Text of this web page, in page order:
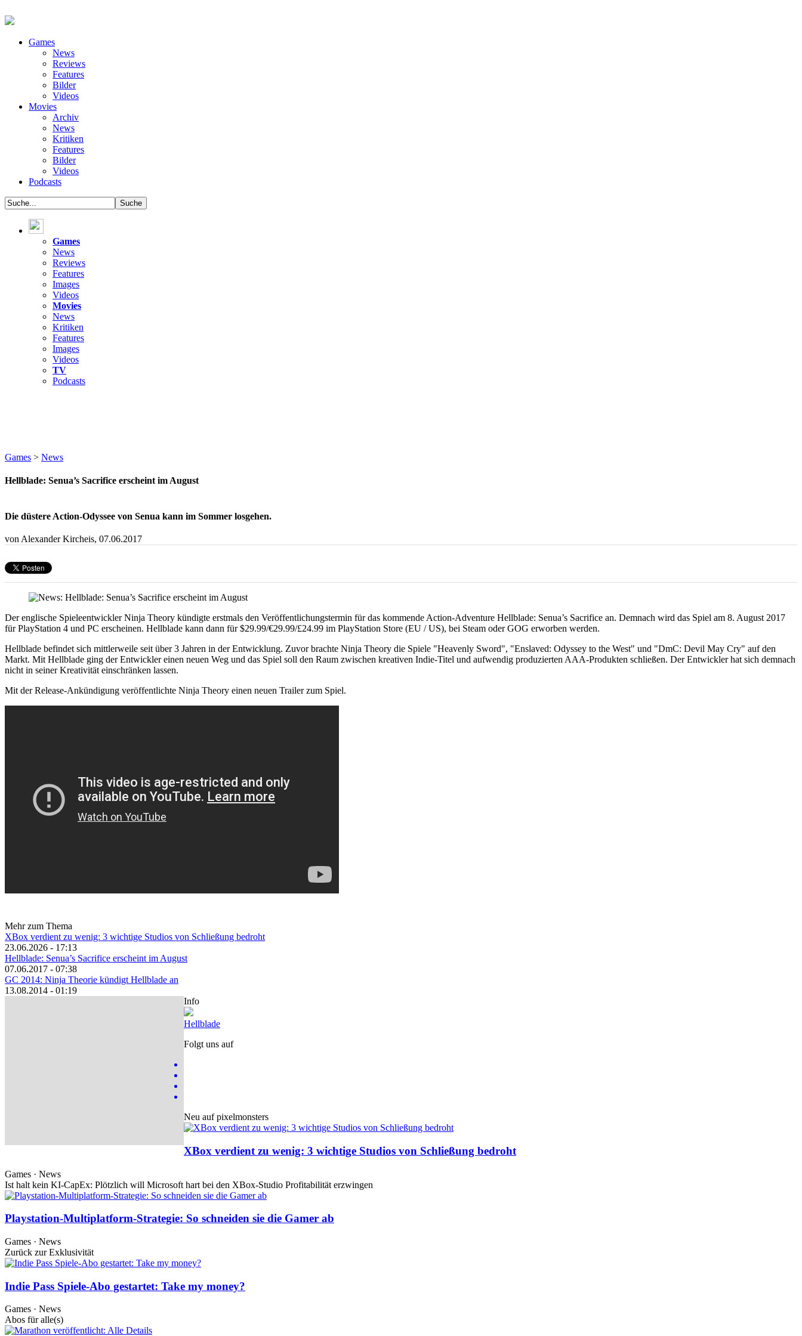
Games
News
Reviews
Features
Bilder
Videos
Movies
Archiv
News
Kritiken
Features
Bilder
Videos
Podcasts
Games
News
Reviews
Features
Images
Videos
Movies
News
Kritiken
Features
Images
Videos
TV
Podcasts
Games > News
Hellblade: Senua’s Sacrifice erscheint im August
Die düstere Action-Odyssee von Senua kann im Sommer losgehen.
von Alexander Kircheis, 07.06.2017
Der englische Spieleentwickler Ninja Theory kündigte erstmals den Veröffentlichungstermin für das kommende Action-Adventure Hellblade: Senua’s Sacrifice an. Demnach wird das Spiel am 8. August 2017
für PlayStation 4 und PC erscheinen. Hellblade kann dann für $29.99/€29.99/£24.99 im PlayStation Store (EU / US), bei Steam oder GOG erworben werden.
Hellblade befindet sich mittlerweile seit über 3 Jahren in der Entwicklung. Zuvor brachte Ninja Theory die Spiele "Heavenly Sword", "Enslaved: Odyssey to the West" und "DmC: Devil May Cry" auf den
Markt. Mit Hellblade ging der Entwickler einen neuen Weg und das Spiel soll den Raum zwischen kreativen Indie-Titel und aufwendig produzierten AAA-Produkten schließen. Der Entwickler hat sich demnach
nicht in seiner Kreativität einschränken lassen.
Mit der Release-Ankündigung veröffentlichte Ninja Theory einen neuen Trailer zum Spiel.
Mehr zum Thema
XBox verdient zu wenig: 3 wichtige Studios von Schließung bedroht
23.06.2026 - 17:13
Hellblade: Senua’s Sacrifice erscheint im August
07.06.2017 - 07:38
GC 2014: Ninja Theorie kündigt Hellblade an
13.08.2014 - 01:19
Info
Hellblade
Folgt uns auf
Neu auf pixelmonsters
XBox verdient zu wenig: 3 wichtige Studios von Schließung bedroht
Games · News
Ist halt kein KI-CapEx: Plötzlich will Microsoft hart bei den XBox-Studio Profitabilität erzwingen
Playstation-Multiplatform-Strategie: So schneiden sie die Gamer ab
Games · News
Zurück zur Exklusivität
Indie Pass Spiele-Abo gestartet: Take my money?
Games · News
Abos für alle(s)